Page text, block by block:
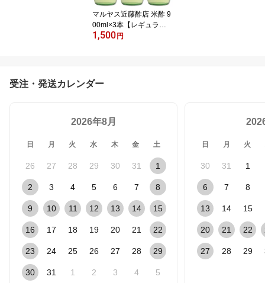
酢料理に大活躍。
マルヤス近藤酢店 米酢 9
00ml×3本【レギュラー
サイズ瓶】 お米とお塩だ
1,500 円
受注・発送カレンダー
2026年8月
日 月 火 水 木 金 土
26 27 28 29 30 31 1
2 3 4 5 6 7 8
9 10 11 12 13 14 15
16 17 18 19 20 21 22
23 24 25 26 27 28 29
30 31 1 2 3 4 5
日 月 火
30 31 1
6 7 8
13 14 15
20 21 22
27 28 29